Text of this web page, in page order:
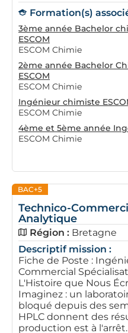
Formation(s)
3ème année Bachelor
ESCOM
ESCOM Chimie
2ème année Bachelor
ESCOM
ESCOM Chimie
Ingénieur chimiste
ESCOM Chimie
4ème et 5ème année
ESCOM Chimie
BAC+5
Technico-
Analytique
Région : Bretagne
Descriptif mission :
Fiche de Poste :
Commercial
L'Histoire que Nous
Imaginez : un
bloqué depuis des
HPLC donnent des
production est à